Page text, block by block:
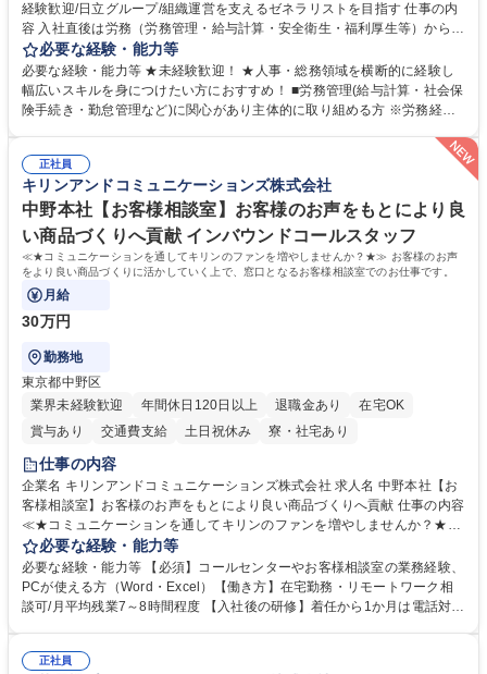
経験歓迎/日立グループ/組織運営を支えるゼネラリストを目指す 仕事の内
容 入社直後は労務（労務管理・給与計算・安全衛生・福利厚生等）からお
任せいたします。将来は総務・採用・教育業務へ守備範囲を広げ、組織運
営を支えるゼネラリストをめざせます。 ・初期業務：労働時間管理、給与
計算、社会保険対応、福利厚生管理、安全衛生、健康経営推進等をお任せ
します。ご経験に応じて、休職者管理など、幅広く経験を積んでいただき
★メンバーがマンツーマンで丁寧に教えるため、ご経験が浅くても安心！
幅広く経験を積みたい意欲がある方に最適な環境です。 募集職種 【総
務・人事】未経験歓迎/日立グループ/組織運営を支えるゼネラリストを目
指す
必要な経験・能力等
必要な経験・能力等 ★未経験歓迎！ ★人事・総務領域を横断的に経験し
幅広いスキルを身につけたい方におすすめ！ ■労務管理(給与計算・社会保
険手続き・勤怠管理など)に関心があり主体的に取り組める方 ※労務経験
マネジメント職として活躍したい 【尚可】■人事、労務、採用、教育業務
のご経験 ■労務管理（給与計算・社会保険手続き・勤怠管理など）の経験
■衛生管理者の資格をお持ちの方 学歴・資格 学歴：大学院 大学 高専 短大
専修学校 高校 語学力： 資格：
正社員
キリンアンドコミュニケーションズ株式会社
中野本社【お客様相談室】お客様のお声をもとにより良
い商品づくりへ貢献 インバウンドコールスタッフ
≪★コミュニケーションを通してキリンのファンを増やしませんか？★≫ お客様のお声
をより良い商品づくりに活かしていく上で、窓口となるお客様相談室でのお仕事です。
月給
30万円
勤務地
東京都中野区
業界未経験歓迎
年間休日120日以上 退職金あり
在宅OK
賞与あり
交通費支給 土日祝休み 寮・社宅あり
仕事の内容
企業名 キリンアンドコミュニケーションズ株式会社 求人名 中野本社【お
客様相談室】お客様のお声をもとにより良い商品づくりへ貢献 仕事の内容
≪★コミュニケーションを通してキリンのファンを増やしませんか？★≫
お客様のお声をより良い商品づくりに活かしていく上で、窓口となるお客
様相談室でのお仕事です。 日々お客様からいただくキリングループへのご
意見を、企業活動に活かしています。お客様からの声に迅速かつ誠意をも
って対応、情報提供するとともにグループ内活動に反映しています。 【具
平均100件前後■メール・手紙：同上40件前後 募集職種 中野本社【お客様
必要な経験・能力等
必要な経験・能力等 【必須】コールセンターやお客様相談室の業務経験、
PCが使える方（Word・Excel）【働き方】在宅勤務・リモートワーク相
談可/月平均残業7～8時間程度 【入社後の研修】着任から1か月は電話対応
すのでご安心ください。 【当社について】キリングループの広報機能を担
正社員